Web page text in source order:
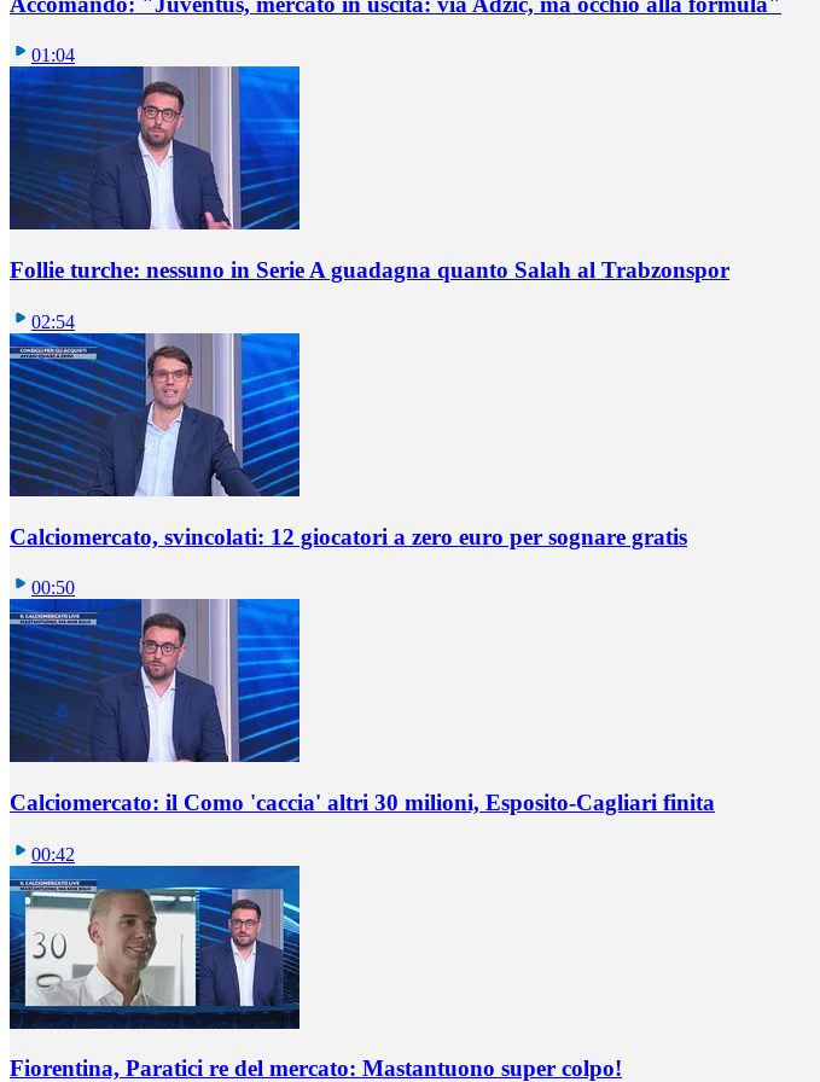
01:04
Follie turche: nessuno in Serie A guadagna quanto Salah al Trabzonspor
02:54
Calciomercato, svincolati: 12 giocatori a zero euro per sognare gratis
00:50
Calciomercato: il Como 'caccia' altri 30 milioni, Esposito-Cagliari finita
00:42
Fiorentina, Paratici re del mercato: Mastantuono super colpo!